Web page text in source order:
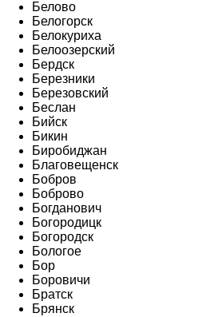
Белово
Белогорск
Белокуриха
Белоозерский
Бердск
Березники
Березовский
Беслан
Бийск
Бикин
Биробиджан
Благовещенск
Бобров
Боброво
Богданович
Богородицк
Богородск
Бологое
Бор
Боровичи
Братск
Брянск